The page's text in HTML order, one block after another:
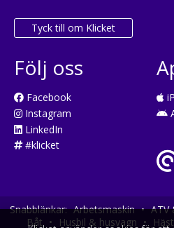
Tyck till om Klicket
Följ oss
Facebook
Instagram
LinkedIn
#klicket
Snabblänkar: Arbetsmaskin • ATV
Båt • Husbil & husvagn •